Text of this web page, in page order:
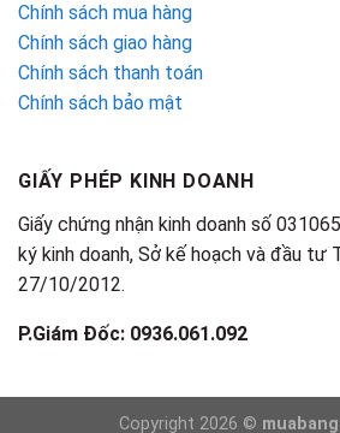
Chính sách mua hàng
Chính sách giao hàng
Chính sách thanh toán
Chính sách bảo mật
GIẤY PHÉP KINH DOANH
Giấy chứng nhận kinh doanh số
ký kinh doanh, Sở kế hoạch và đầu tư
27/10/2012.
P.Giám Đốc: 0936.061.092
Copyright 2026 ©